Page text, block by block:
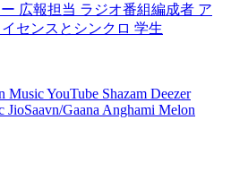
広報担当 ラジオ番組編成者 ア
センスとシンクロ 学生
MusicYouTube Shazam Deezer
JioSaavn/Gaana Anghami Melon